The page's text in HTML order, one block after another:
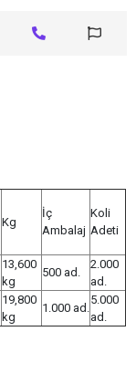
Kg
İç
Ambalaj
Koli
Adeti
13,600
kg
500 ad.
2.000
ad.
19,800
kg
1.000 ad.
5.000
ad.